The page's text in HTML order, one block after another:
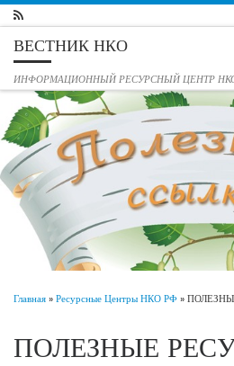
Перейти к содержимому
ВЕСТНИК НКО
ИНФОРМАЦИОННЫЙ РЕСУРСНЫЙ ЦЕНТР
Главная»Ресурсные Центры НКО РФ»
ПОЛЕЗНЫЕ